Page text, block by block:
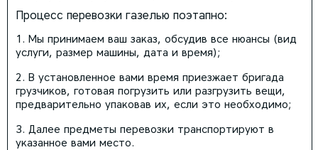
Процесс перевозки газелью поэтапно:
Мы принимаем ваш заказ, обсудив все нюансы (вид
услуги, размер машины, дата и время);
В установленное вами время приезжает бригада
грузчиков, готовая погрузить или разгрузить вещи,
предварительно упаковав их, если это необходимо;
Далее предметы перевозки транспортируют в
указанное вами место.